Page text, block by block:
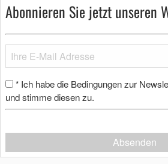
Abonnieren Sie jetzt unseren
* Ich habe die Bedingungen zur
und stimme diesen zu.
Absenden